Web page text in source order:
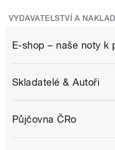
VYDAVATELSTVÍ A
E-shop – naše noty k
Skladatelé & Autoři
Půjčovna ČRo